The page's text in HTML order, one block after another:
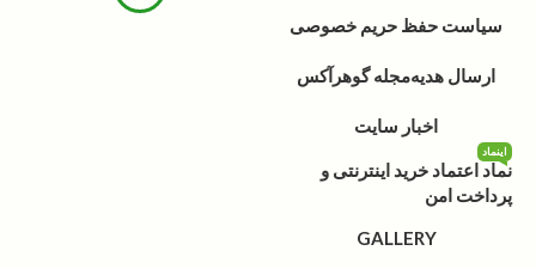
سیاست حفظ حریم خصوصی
ارسال هدیهمجله گوهرآکس
اخبار سایت
نماد اعتماد خرید اینترنتی و
پرداخت امن
اینماد
GALLERY